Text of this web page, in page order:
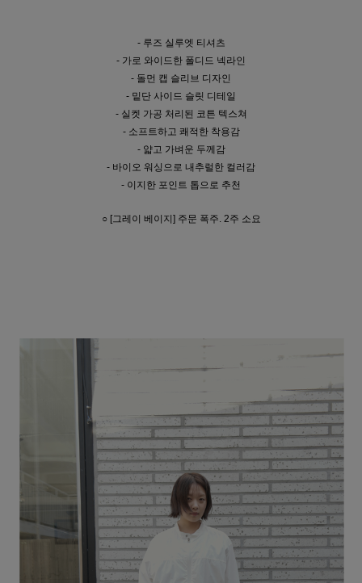
- 루즈 실루엣 티셔츠
- 가로 와이드한 폴디드 넥라인
- 돌먼 캡 슬리브 디자인
- 밑단 사이드 슬릿 디테일
- 실켓 가공 처리된 코튼 텍스쳐
- 소프트하고 쾌적한 착용감
- 얇고 가벼운 두께감
- 바이오 워싱으로 내추럴한 컬러감
- 이지한 포인트 톱으로 추천
○ [그레이 베이지] 주문 폭주. 2주 소요